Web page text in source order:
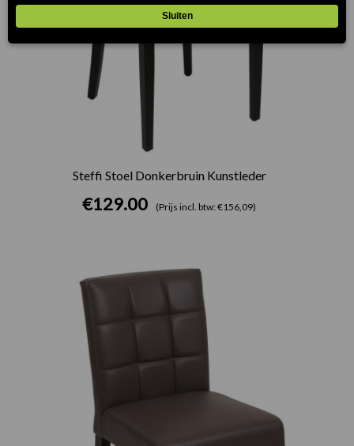
Steffi Stoel Donkerbruin Kunstleder
€129.00 (Prijs incl. btw: €156,09)